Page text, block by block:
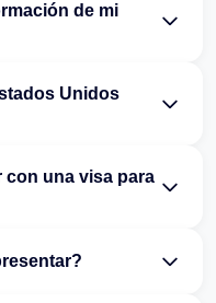
de mi
Unidos
con una visa para